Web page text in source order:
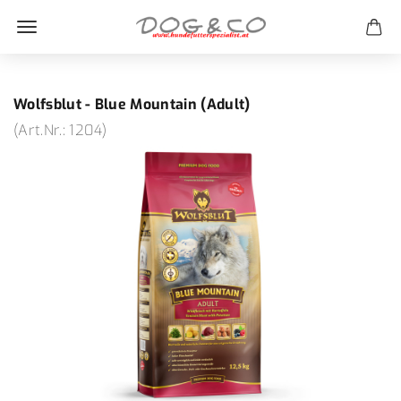
Wolfsblut - Blue Mountain (Adult)
(Art.Nr.: 1204)